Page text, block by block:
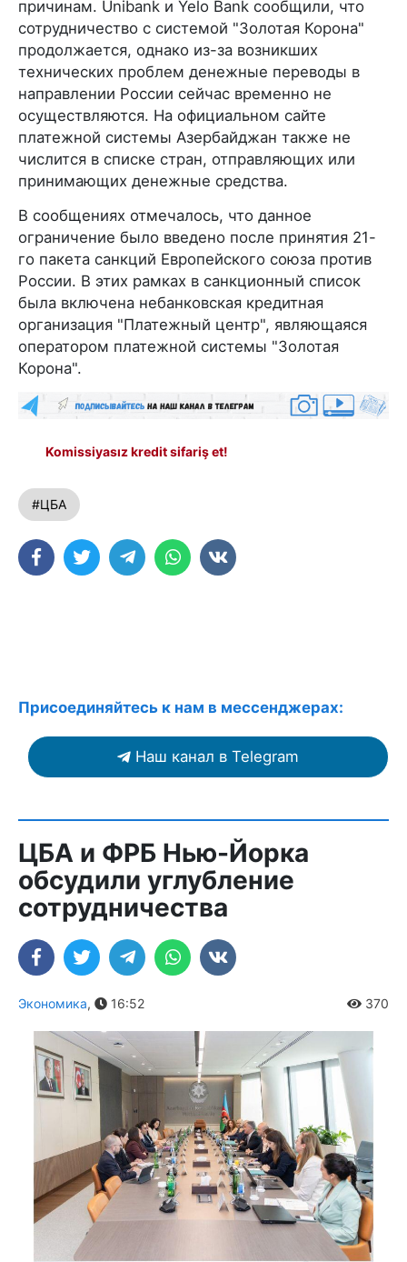
причинам. Unibank и Yelo Bank сообщили, что
сотрудничество с системой "Золотая Корона"
продолжается, однако из-за возникших
технических проблем денежные переводы в
направлении России сейчас временно не
осуществляются. На официальном сайте
платежной системы Азербайджан также не
числится в списке стран, отправляющих или
принимающих денежные средства.
В сообщениях отмечалось, что данное
ограничение было введено после принятия 21-
го пакета санкций Европейского союза против
России. В этих рамках в санкционный список
была включена небанковская кредитная
организация "Платежный центр", являющаяся
оператором платежной системы "Золотая
Корона".
Komissiyasız kredit sifariş et!
#ЦБА
Присоединяйтесь к нам в мессенджерах:
Наш канал в Telegram
ЦБА и ФРБ Нью-Йорка
обсудили углубление
сотрудничества
Экономика, 16:52 370